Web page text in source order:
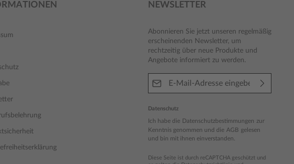
NEWSLETTER
Abonnieren Sie jetzt unseren regelmäßig
erscheinenden Newsletter, um
rechtzeitig über neue Produkte und
Angebote informiert zu werden.
Datenschutz
Ich habe die Datenschutzbestimmungen zur
Kenntnis genommen und die AGB gelesen
und bin mit ihnen einverstanden.
Diese Seite ist durch reCAPTCHA geschützt und